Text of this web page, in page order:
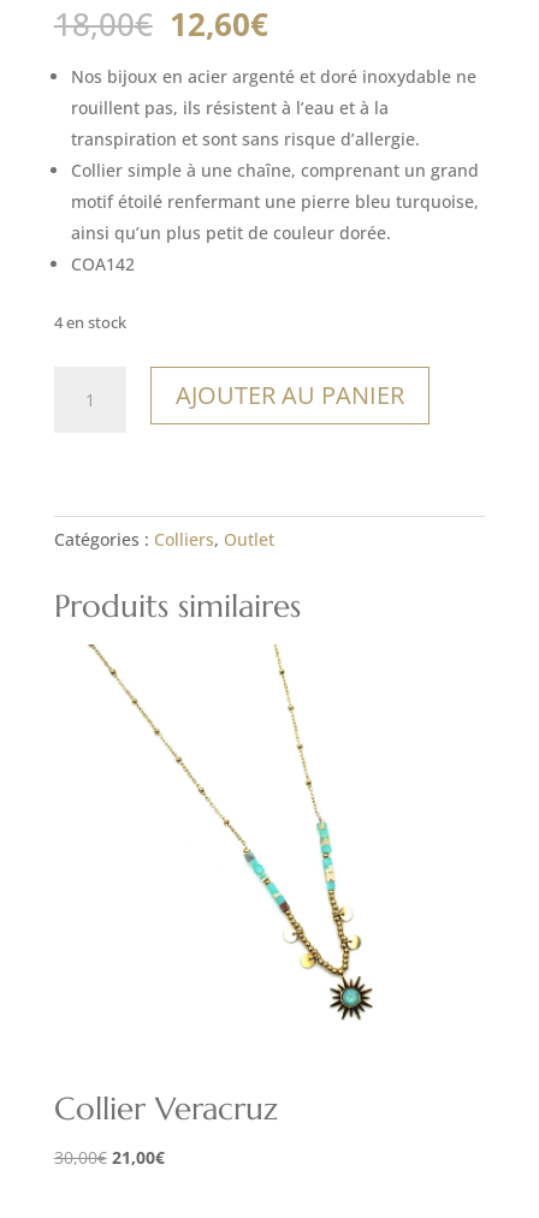
18,00€ Le
prix
initial
était :
18,00€.
12,60€Le
actuel
est :
12,60€.
Nos bijoux en acier argenté et doré inoxydable ne
rouillent pas, ils résistent à l’eau et à la
transpiration et sont sans risque d’allergie.
Collier simple à une chaîne, comprenant un grand
motif étoilé renfermant une pierre bleu turquoise,
ainsi qu’un plus petit de couleur dorée.
COA142
4 en stock
AJOUTER AU PANIER
Catégories : Colliers, Outlet
Produits similaires
Collier Veracruz
30,00€ Le
21,00€Le